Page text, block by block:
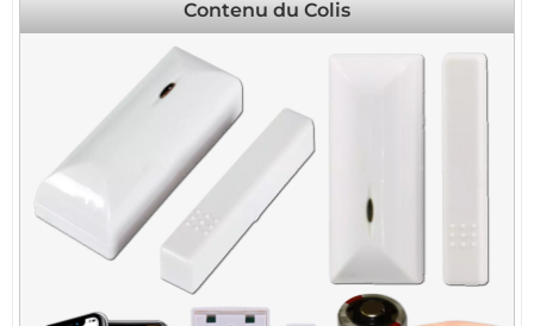
Contenu du Colis